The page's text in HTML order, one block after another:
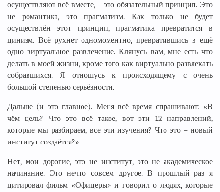
осуществляют всё вместе, – это обязательный принцип. Это
не романтика, это прагматизм. Как только не будет
осуществлён этот принцип, прагматика превратится в
цинизм. Всё рухнет одномоментно, превратившись в ещё
одно виртуальное развлечение. Клянусь вам, мне есть что
делать в моей жизни, кроме того как виртуально развлекать
собравшихся. Я отношусь к происходящему с очень
большой степенью серьёзности.
Дальше (и это главное). Меня всё время спрашивают: «В
чём цель? Что это всё такое, вот эти 12 направлений,
которые мы разбираем, все эти изучения? Что это – новый
институт создаётся?»
Нет, мои дорогие, это не институт, это не академическое
начинание. Это нечто совсем другое. В прошлый раз я
цитировал фильм «Офицеры» и говорил о людях, которые